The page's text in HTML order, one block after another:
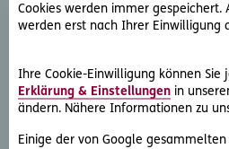
Cookies werden immer gespeichert.
werden erst nach Ihrer Einwilligung
Ihre Cookie-Einwilligung können Sie
Erklärung & Einstellungen in
ändern. Nähere Informationen zu
Einige der von Google